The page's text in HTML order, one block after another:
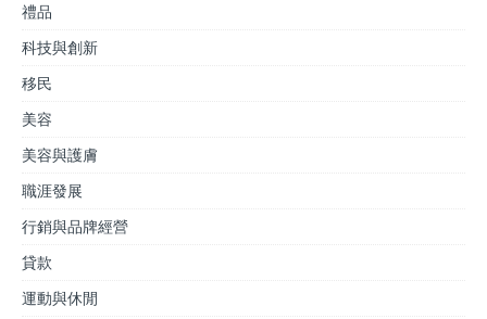
禮品
科技與創新
移民
美容
美容與護膚
職涯發展
行銷與品牌經營
貸款
運動與休閒